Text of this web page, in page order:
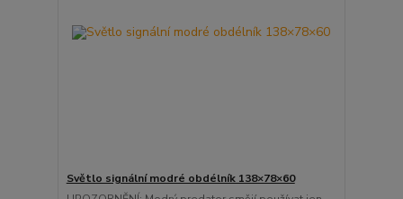
Světlo signální modré obdélník 138×78×60